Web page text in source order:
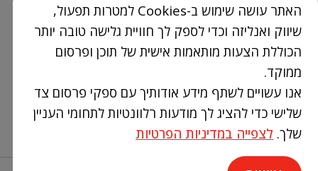
צור קשר
03-9386300
info@Termokir.co.il
קיבוץ חורשים
האתר עושה שימוש ב-Cookies למטרות תפעול,
שיווק ואנליזה וכדי לספק לך חוויית גלישה טובה יותר
הכוללת הצעות מותאמות אישית של תוכן ופרסום
ממוקד.
אנו עשויים לשתף מידע אודותיך עם ספקי פרסום צד
שלישי כדי להציג לך מודעות רלוונטיות לתחומי העניין
שלך. לצפייה במדיניות הפרטיות